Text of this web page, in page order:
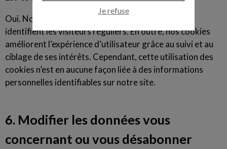
Oui. Nos cookies améliorent l’accès à notre site et
identifient les visiteurs réguliers. En outre, nos cookies
améliorent l’expérience d’utilisateur grâce au suivi et au
ciblage de ses intérêts. Cependant, cette utilisation des
cookies n’est en aucune façon liée à des informations
personnelles identifiables sur notre site.
6. Modifier les données vous
concernant ou vous désabonner
Je refuse